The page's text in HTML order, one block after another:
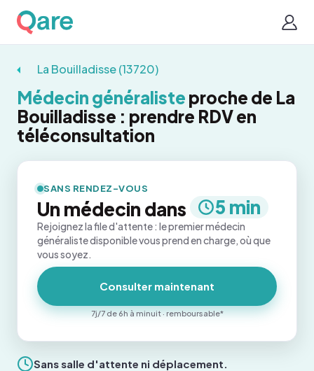
La Bouilladisse (13720)
Médecin généraliste proche de La
Bouilladisse : prendre RDV en
téléconsultation
Sans salle d'attente ni déplacement.
SANS RENDEZ-VOUS
Un médecin dans 5 min
Rejoignez la file d'attente : le premier médecin
généraliste disponible vous prend en charge, où que
vous soyez.
Consulter maintenant
7j/7 de 6h à minuit · remboursable*